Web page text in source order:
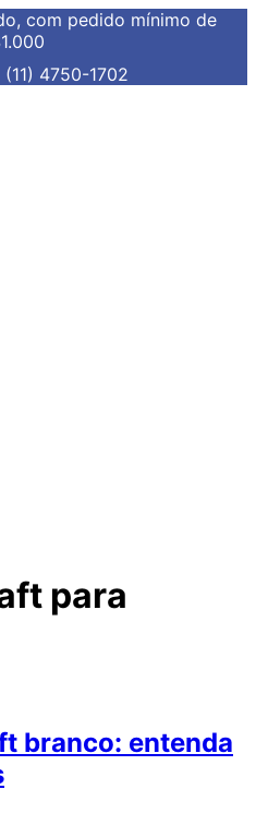
com pedido mínimo de
4750-1702
para
branco: entenda